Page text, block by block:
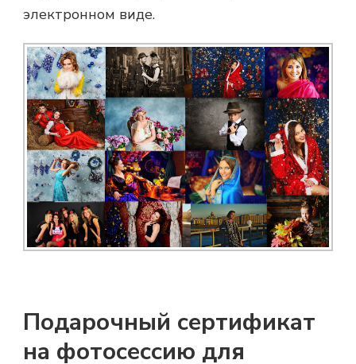
электронном виде.
Подарочный сертификат
на фотосессию для